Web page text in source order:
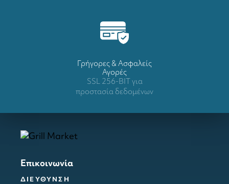
Γρήγορες & Ασφαλείς
Αγορές
SSL 256-BIT για
προστασία δεδομένων
Επικοινωνία
ΔΙΕΥΘΥΝΣΗ